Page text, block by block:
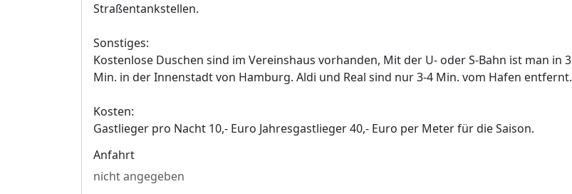
Straßentankstellen.
Sonstiges:
Kostenlose Duschen sind im Vereinshaus vorhanden, Mit der U- oder S-Bahn ist man in 3
Min. in der Innenstadt von Hamburg. Aldi und Real sind nur 3-4 Min. vom Hafen entfernt.
Kosten:
Gastlieger pro Nacht 10,- Euro Jahresgastlieger 40,- Euro per Meter für die Saison.
Anfahrt
nicht angegeben